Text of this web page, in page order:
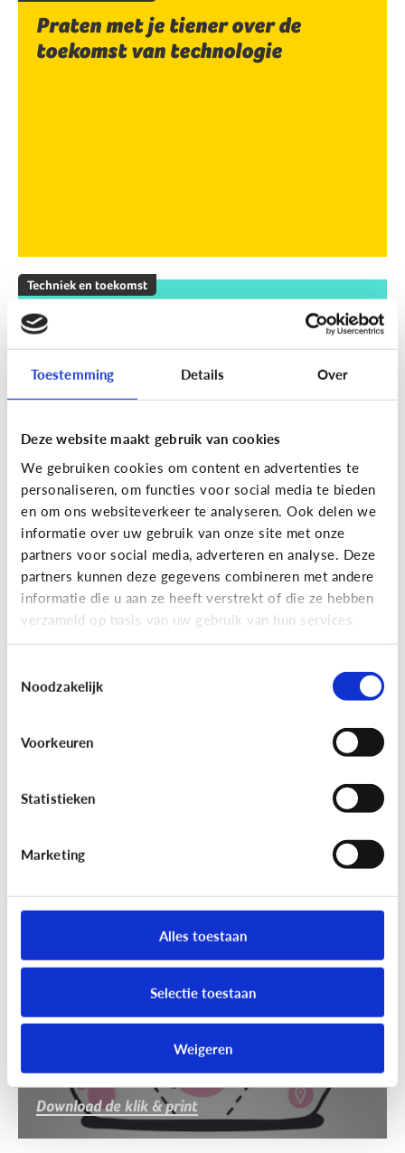
Toestemming Details Over
Deze website maakt gebruik van cookies
We gebruiken cookies om content en advertenties te
personaliseren, om functies voor social media te bieden
en om ons websiteverkeer te analyseren. Ook delen we
informatie over uw gebruik van onze site met onze
partners voor social media, adverteren en analyse. Deze
partners kunnen deze gegevens combineren met andere
informatie die u aan ze heeft verstrekt of die ze hebben
verzameld op basis van uw gebruik van hun services.
Noodzakelijk
Voorkeuren
Statistieken
Marketing
Alles toestaan
Selectie toestaan
Weigeren
Praten met je tiener over de
toekomst van technologie
Techniek en toekomst
Wat zijn smart devices?
Techniek en toekomst
Wat je moet weten over VR en AR
[Klik & Print]Slim speelgoed: waar
moet ik op letten?
Download de klik & print